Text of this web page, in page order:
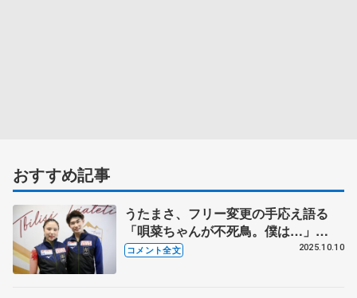
おすすめ記事
うたまさ、フリー変更の手応え語る
「唄菜ちゃんが不死鳥。僕は…」
【CSトリアレティ杯アイスダンス・
コメント全文 2025.10.10